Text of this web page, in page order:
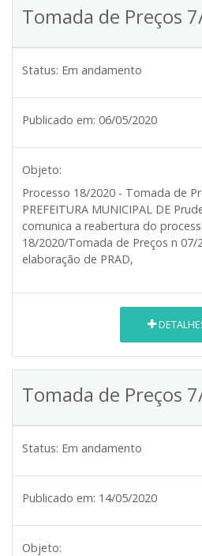
Tomada de Preços
Status: Em andamento
Publicado em: 06/05/2020
Objeto:
Processo 18/2020 - Tomada de
PREFEITURA MUNICIPAL DE
comunica a reabertura do
18/2020/Tomada de Preços n
elaboração de PRAD,
Tomada de Preços
Status: Em andamento
Publicado em: 14/05/2020
Objeto: